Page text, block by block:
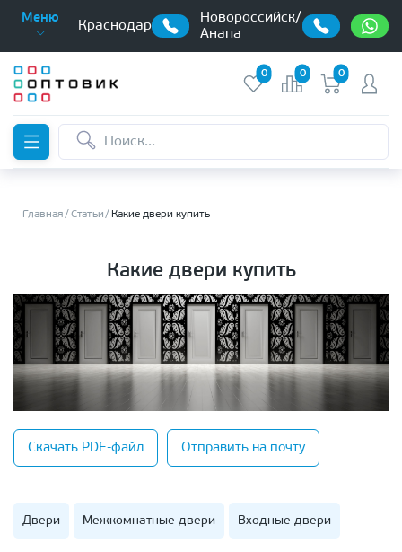
Меню
Краснодар
Новороссийск/
Анапа
0 0 0
Главная Статьи Какие двери купить
Какие двери купить
Скачать PDF-файл Отправить на почту
Двери Межкомнатные двери Входные двери